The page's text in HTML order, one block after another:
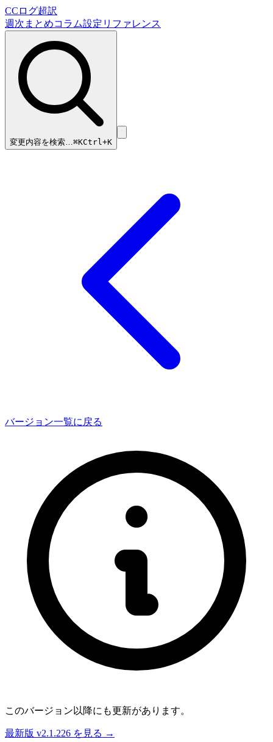
CCログ超訳
週次まとめコラム設定リファレンス
変更内容を検索…⌘KCtrl+K
バージョン一覧に戻る
このバージョン以降にも更新があります。
最新版 v2.1.226 を見る →